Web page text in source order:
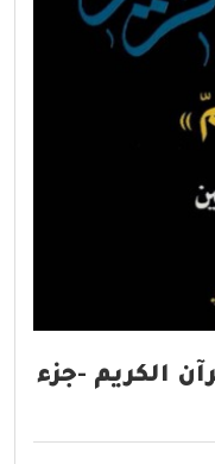
الكريم -جزء